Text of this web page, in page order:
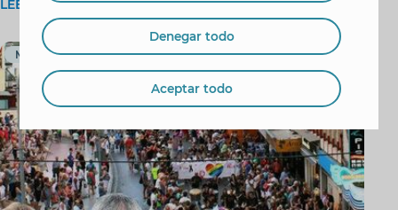
LEER MÁS
Movilidad y Tráfico
Denegar todo
Aceptar todo